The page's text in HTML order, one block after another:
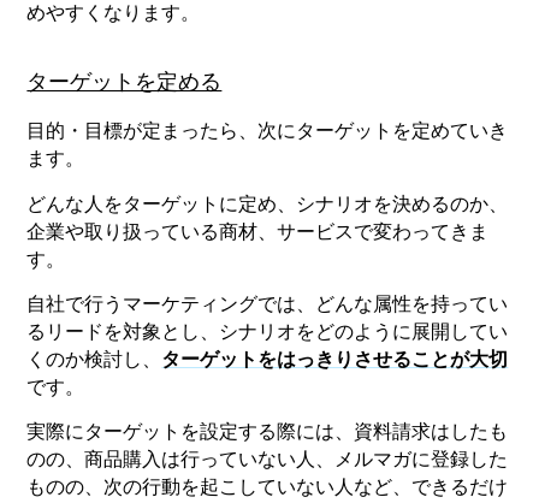
めやすくなります。
ターゲットを定める
目的・目標が定まったら、次にターゲットを定めていき
ます。
どんな人をターゲットに定め、シナリオを決めるのか、
企業や取り扱っている商材、サービスで変わってきま
す。
自社で行うマーケティングでは、どんな属性を持ってい
るリードを対象とし、シナリオをどのように展開してい
くのか検討し、 ターゲットをはっきりさせることが大切
です。
実際にターゲットを設定する際には、資料請求はしたも
のの、商品購入は行っていない人、メルマガに登録した
ものの、次の行動を起こしていない人など、できるだけ